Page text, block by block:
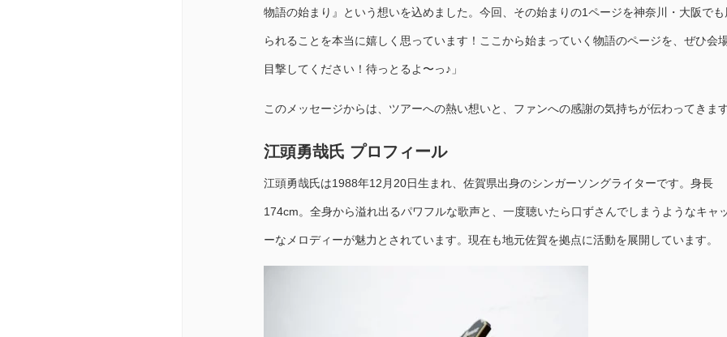
物語の始まり』という想いを込めました。今回、その始まりの1ページを神奈川・大阪でも
られることを本当に嬉しく思っています！ここから始まっていく物語のページを、ぜひ会
目撃してください！待っとるよ〜っ♪」
このメッセージからは、ツアーへの熱い想いと、ファンへの感謝の気持ちが伝わってきま
江頭勇哉氏 プロフィール
江頭勇哉氏は1988年12月20日生まれ、佐賀県出身のシンガーソングライターです。身長
174cm。全身から溢れ出るパワフルな歌声と、一度聴いたら口ずさんでしまうようなキャ
ーなメロディーが魅力とされています。現在も地元佐賀を拠点に活動を展開しています。